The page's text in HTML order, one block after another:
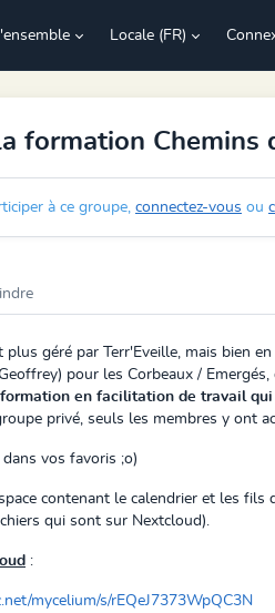
Locale (FR)
formation
à ce groupe, connectez-vous ou
plus géré par
Terr'Eveille, mais bien
pour les Corbeaux / Emergés,
en facilitation de travail
privé, seuls les membres y ont
dans vos favoris ;o)
contenant le calendrier et les fils
qui sont sur Nextcloud).
:
mycelium/s/rEQeJ7373WpQC3N